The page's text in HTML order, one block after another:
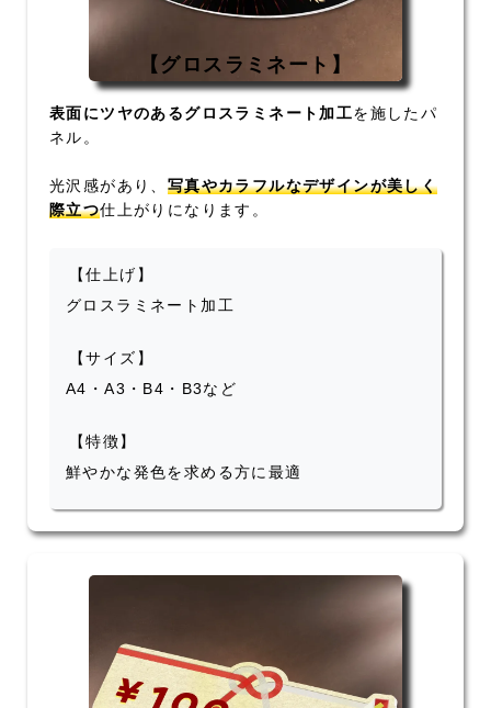
【グロスラミネート】
表面にツヤのあるグロスラミネート加工を施したパ
ネル。
光沢感があり、 写真やカラフルなデザインが美しく
際立つ仕上がりになります。
【仕上げ】
グロスラミネート加工
【サイズ】
A4・A3・B4・B3など
【特徴】
鮮やかな発色を求める方に最適